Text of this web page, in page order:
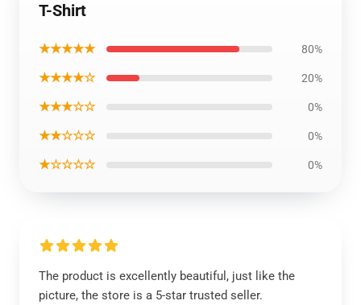
T-Shirt
★★★★★ 80%
★★★★☆ 20%
★★★☆☆ 0%
★★☆☆☆ 0%
★☆☆☆☆ 0%
The product is excellently beautiful, just like the
picture, the store is a 5-star trusted seller.